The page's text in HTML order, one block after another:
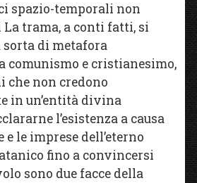
spazio-temporali non
La trama, a conti fatti, si
di metafora
comunismo e cristianesimo,
che non credono
in un’entità divina
l’esistenza a causa
e le imprese dell’eterno
fino a convincersi
sono due facce della